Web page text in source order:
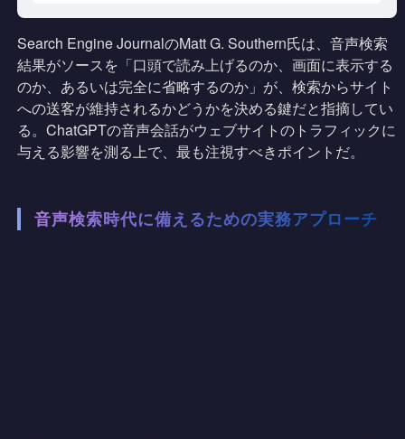
Search Engine JournalのMatt G. Southern氏は、音声検索
結果がソースを「口頭で読み上げるのか、画面に表示する
のか、あるいは完全に省略するのか」が、検索からサイト
への送客が維持されるかどうかを決める鍵だと指摘してい
る。ChatGPTの音声会話がウェブサイトのトラフィックに
与える影響を測る上で、最も注視すべきポイントだ。
音声検索時代に備えるための実務アプローチ